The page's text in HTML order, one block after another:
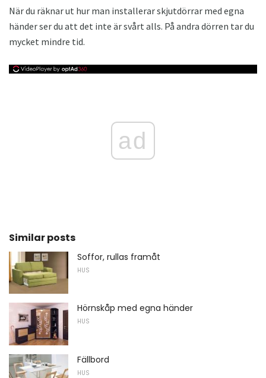
När du räknar ut hur man installerar skjutdörrar med egna
händer ser du att det inte är svårt alls. På andra dörren tar du
mycket mindre tid.
ad
Similar posts
Soffor, rullas framåt
HUS
Hörnskåp med egna händer
HUS
Fällbord
HUS